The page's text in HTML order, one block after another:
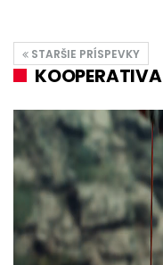
STARŠIE PRÍSPEVKY
KOOPERATIVA